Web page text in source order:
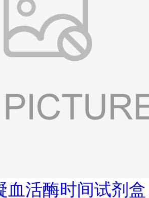
血活酶时间试剂盒